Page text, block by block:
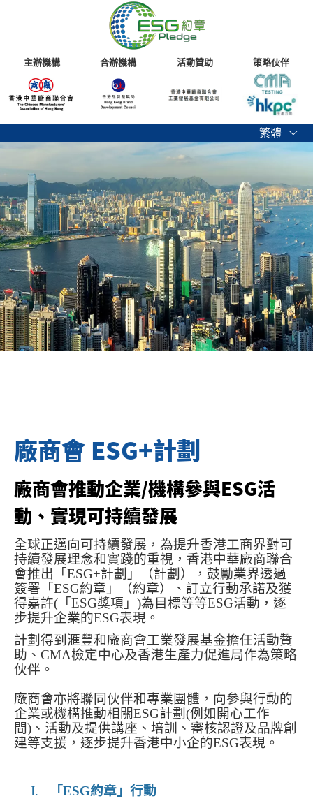
主辦機構 合辦機構 活動贊助 策略伙伴
繁體
廠商會 ESG+計劃
廠商會推動企業/機構參與ESG活
動、實現可持續發展
全球正邁向可持續發展，為提升香港工商界對可
持續發展理念和實踐的重視，香港中華廠商聯合
會推出「 ESG+計劃」（計劃），鼓勵業界透過
簽署「 ESG約章」（約章）、訂立行動承諾及獲
得嘉許( 「 ESG獎項」 )為目標等等ESG活動，逐
步提升企業的ESG表現。
計劃得到滙豐和廠商會工業發展基金擔任活動贊
助、 CMA檢定中心及香港生產力促進局作為策略
伙伴。
廠商會亦將聯同伙伴和專業團體，向參與行動的
企業或機構推動相關ESG計劃 (例如開心工作
間) 、活動及提供講座、培訓、審核認證及品牌創
建等支援，逐步提升香港中小企的ESG表現。
I. 「ESG約章」行動